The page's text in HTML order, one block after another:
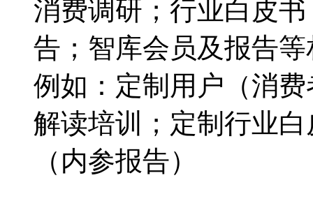
消费调研；行业白皮
告；智库会员及报告
例如：定制用户（消
解读培训；定制行业
（内参报告）